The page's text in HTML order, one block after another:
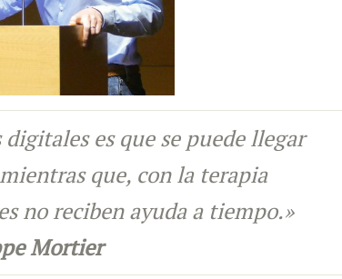
es que se puede llegar
que, con la terapia
no reciben ayuda a tiempo.»
Mortier